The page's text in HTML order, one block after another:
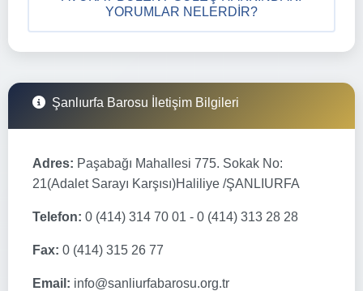
YORUMLAR NELERDIR?
Şanlıurfa Barosu İletişim Bilgileri
Adres: Paşabağı Mahallesi 775. Sokak No:
21(Adalet Sarayı Karşısı)Haliliye /ŞANLIURFA
Telefon: 0 (414) 314 70 01 - 0 (414) 313 28 28
Fax: 0 (414) 315 26 77
Email: info@sanliurfabarosu.org.tr